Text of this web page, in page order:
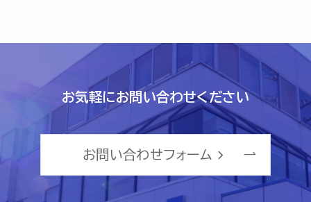
お気軽にお問い合わせください
お問い合わせフォーム